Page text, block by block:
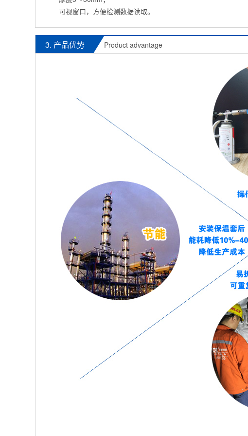
可视窗口，方便检测数据读取。
3. 产品优势 Product advantage